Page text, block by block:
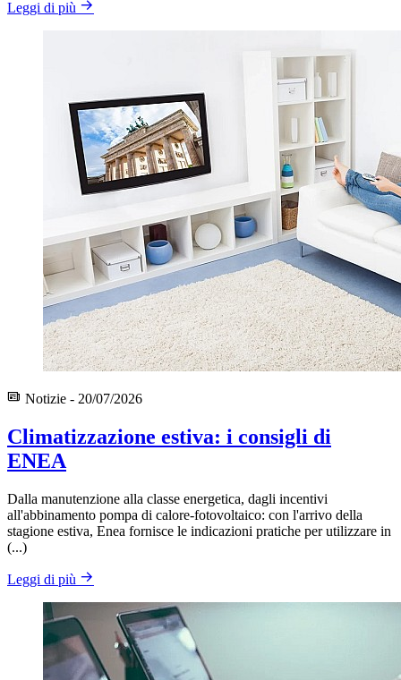
Leggi di più
Notizie - 20/07/2026
Climatizzazione estiva: i consigli di
ENEA
Dalla manutenzione alla classe energetica, dagli incentivi
all'abbinamento pompa di calore-fotovoltaico: con l'arrivo della
stagione estiva, Enea fornisce le indicazioni pratiche per utilizzare in
(...)
Leggi di più